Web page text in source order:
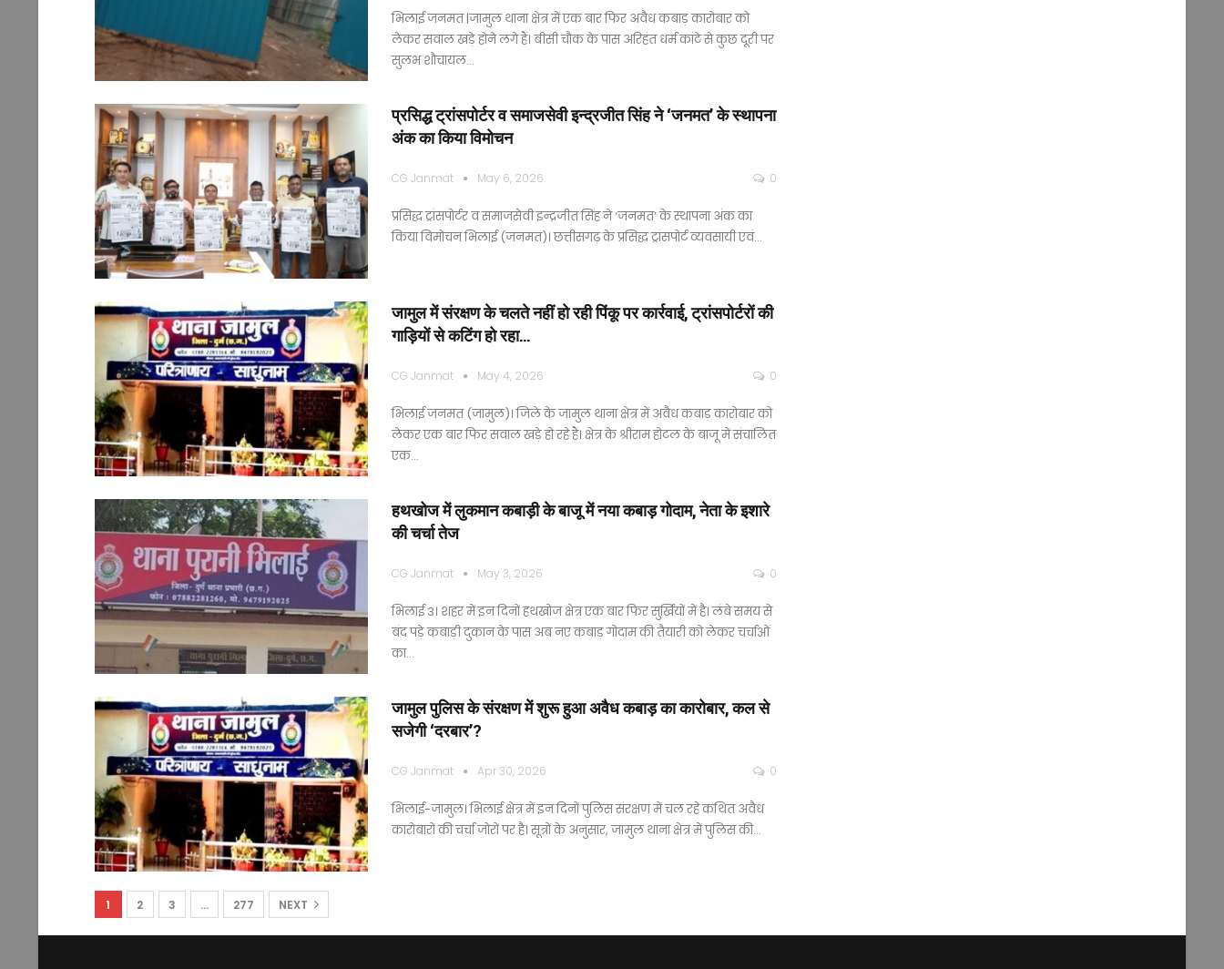
भिलाई जनमत |जामुल थाना क्षेत्र में एक बार फिर अवैध कबाड़ कारोबार को
लेकर सवाल खड़े होने लगे हैं। बीसी चौक के पास अरिहंत धर्म कांटे से कुछ दूरी पर
सुलभ शौचायल…
प्रसिद्ध ट्रांसपोर्टर व समाजसेवी इन्द्रजीत सिंह ने ‘जनमत’ के स्थापना
अंक का किया विमोचन
CG Janmat May 6, 2026 0
प्रसिद्ध ट्रांसपोर्टर व समाजसेवी इन्द्रजीत सिंह ने ‘जनमत’ के स्थापना अंक का
किया विमोचन भिलाई (जनमत)। छत्तीसगढ़ के प्रसिद्ध ट्रांसपोर्ट व्यवसायी एवं…
जामुल में संरक्षण के चलते नहीं हो रही पिंकू पर कार्रवाई, ट्रांसपोर्टरों की
गाड़ियों से कटिंग हो रहा…
CG Janmat May 4, 2026 0
भिलाई जनमत (जामुल)। जिले के जामुल थाना क्षेत्र में अवैध कबाड़ कारोबार को
लेकर एक बार फिर सवाल खड़े हो रहे हैं। क्षेत्र के श्रीराम होटल के बाजू में संचालित
एक…
हथखोज में लुकमान कबाड़ी के बाजू में नया कबाड़ गोदाम, नेता के इशारे
की चर्चा तेज
CG Janmat May 3, 2026 0
भिलाई 3। शहर में इन दिनों हथखोज क्षेत्र एक बार फिर सुर्खियों में है। लंबे समय से
बंद पड़े कबाड़ी दुकान के पास अब नए कबाड़ गोदाम की तैयारी को लेकर चर्चाओं
का…
जामुल पुलिस के संरक्षण में शुरू हुआ अवैध कबाड़ का कारोबार, कल से
सजेगी ‘दरबार’?
CG Janmat Apr 30, 2026 0
भिलाई-जामुल। भिलाई क्षेत्र में इन दिनों पुलिस संरक्षण में चल रहे कथित अवैध
कारोबारों की चर्चा जोरों पर है। सूत्रों के अनुसार, जामुल थाना क्षेत्र में पुलिस की…
1 2 3 … 277 NEXT